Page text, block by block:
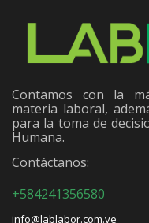
Contamos con la
materia laboral,
para la toma de
Humana.
Contáctanos:
+584241356580
info@lablabor.com.ve